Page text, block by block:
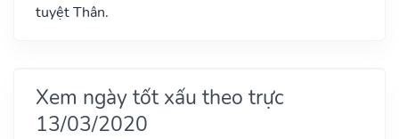
tuyệt Thân.
Xem ngày tốt xấu theo trực
13/03/2020